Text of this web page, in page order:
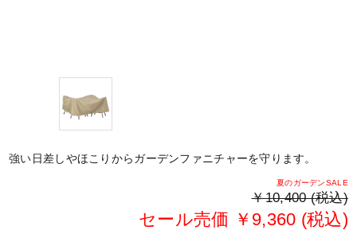
強い日差しやほこりからガーデンファニチャーを守ります。
夏のガーデンSALE
￥10,400 (税込)
セール売価 ￥9,360 (税込)